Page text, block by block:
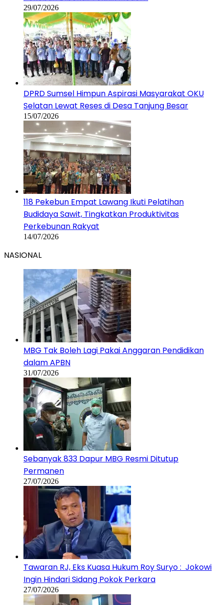
29/07/2026
DPRD Sumsel Himpun Aspirasi Masyarakat OKU
Selatan Lewat Reses di Desa Tanjung Besar
15/07/2026
118 Pekebun Empat Lawang Ikuti Pelatihan
Budidaya Sawit, Tingkatkan Produktivitas
Perkebunan Rakyat
14/07/2026
NASIONAL
MBG Tak Boleh Lagi Pakai Anggaran Pendidikan
dalam APBN
31/07/2026
Sebanyak 833 Dapur MBG Resmi Ditutup
Permanen
27/07/2026
Tawaran RJ, Eks Kuasa Hukum Roy Suryo : Jokowi
Ingin Hindari Sidang Pokok Perkara
27/07/2026